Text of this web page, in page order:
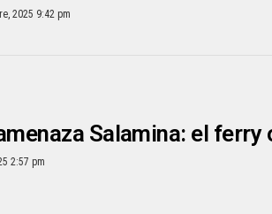
2025 9:42 pm
Salamina: el ferry
2:57 pm